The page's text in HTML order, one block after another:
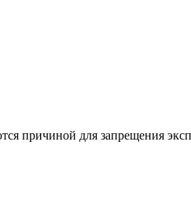
причиной для запрещения